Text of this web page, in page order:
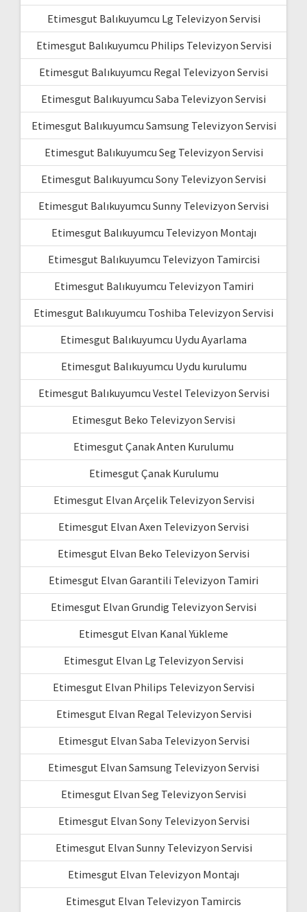
Etimesgut Balıkuyumcu Lg Televizyon Servisi
Etimesgut Balıkuyumcu Philips Televizyon Servisi
Etimesgut Balıkuyumcu Regal Televizyon Servisi
Etimesgut Balıkuyumcu Saba Televizyon Servisi
Etimesgut Balıkuyumcu Samsung Televizyon Servisi
Etimesgut Balıkuyumcu Seg Televizyon Servisi
Etimesgut Balıkuyumcu Sony Televizyon Servisi
Etimesgut Balıkuyumcu Sunny Televizyon Servisi
Etimesgut Balıkuyumcu Televizyon Montajı
Etimesgut Balıkuyumcu Televizyon Tamircisi
Etimesgut Balıkuyumcu Televizyon Tamiri
Etimesgut Balıkuyumcu Toshiba Televizyon Servisi
Etimesgut Balıkuyumcu Uydu Ayarlama
Etimesgut Balıkuyumcu Uydu kurulumu
Etimesgut Balıkuyumcu Vestel Televizyon Servisi
Etimesgut Beko Televizyon Servisi
Etimesgut Çanak Anten Kurulumu
Etimesgut Çanak Kurulumu
Etimesgut Elvan Arçelik Televizyon Servisi
Etimesgut Elvan Axen Televizyon Servisi
Etimesgut Elvan Beko Televizyon Servisi
Etimesgut Elvan Garantili Televizyon Tamiri
Etimesgut Elvan Grundig Televizyon Servisi
Etimesgut Elvan Kanal Yükleme
Etimesgut Elvan Lg Televizyon Servisi
Etimesgut Elvan Philips Televizyon Servisi
Etimesgut Elvan Regal Televizyon Servisi
Etimesgut Elvan Saba Televizyon Servisi
Etimesgut Elvan Samsung Televizyon Servisi
Etimesgut Elvan Seg Televizyon Servisi
Etimesgut Elvan Sony Televizyon Servisi
Etimesgut Elvan Sunny Televizyon Servisi
Etimesgut Elvan Televizyon Montajı
Etimesgut Elvan Televizyon Tamircis